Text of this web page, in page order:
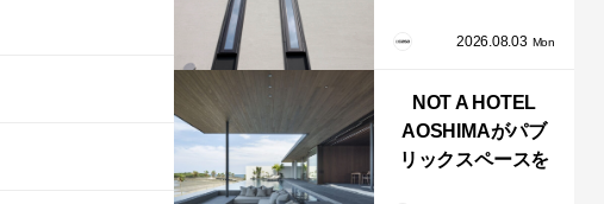
ブ）」が叶えるプ
感の正体
2026.08.03 Mon
NOT A HOTEL
AOSHIMAがパブ
リックスペースを